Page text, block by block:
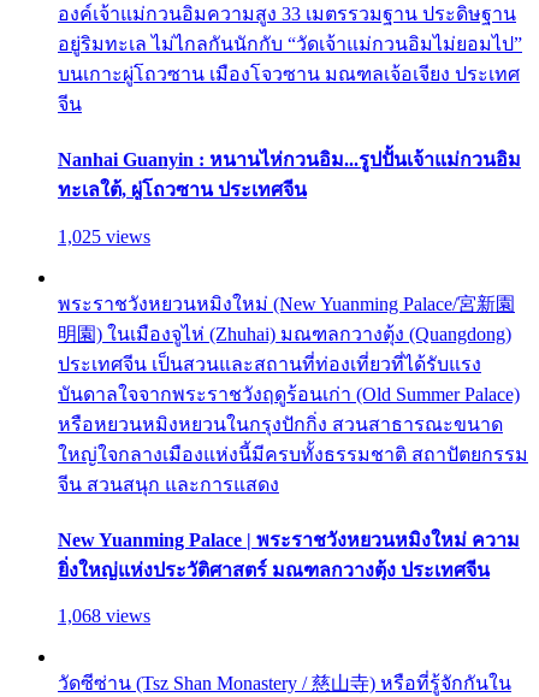
องค์เจ้าแม่กวนอิมความสูง 33 เมตรรวมฐาน ประดิษฐาน
อยู่ริมทะเล ไม่ไกลกันนักกับ “วัดเจ้าแม่กวนอิมไม่ยอมไป”
บนเกาะผู่โถวซาน เมืองโจวซาน มณฑลเจ้อเจียง ประเทศ
จีน
Nanhai Guanyin : หนานไห่กวนอิม...รูปปั้นเจ้าแม่กวนอิม
ทะเลใต้, ผู่โถวซาน ประเทศจีน
1,025 views
พระราชวังหยวนหมิงใหม่ (New Yuanming Palace/宮新園
明園) ในเมืองจูไห่ (Zhuhai) มณฑลกวางตุ้ง (Quangdong)
ประเทศจีน เป็นสวนและสถานที่ท่องเที่ยวที่ได้รับแรง
บันดาลใจจากพระราชวังฤดูร้อนเก่า (Old Summer Palace)
หรือหยวนหมิงหยวนในกรุงปักกิ่ง สวนสาธารณะขนาด
ใหญ่ใจกลางเมืองแห่งนี้มีครบทั้งธรรมชาติ สถาปัตยกรรม
จีน สวนสนุก และการแสดง
New Yuanming Palace | พระราชวังหยวนหมิงใหม่ ความ
ยิ่งใหญ่แห่งประวัติศาสตร์ มณฑลกวางตุ้ง ประเทศจีน
1,068 views
วัดซีซ่าน (Tsz Shan Monastery / 慈山寺) หรือที่รู้จักกันใน